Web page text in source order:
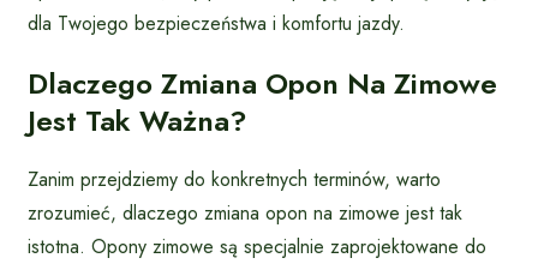
dla Twojego bezpieczeństwa i komfortu jazdy.
Dlaczego Zmiana Opon Na Zimowe
Jest Tak Ważna?
Zanim przejdziemy do konkretnych terminów, warto
zrozumieć, dlaczego zmiana opon na zimowe jest tak
istotna. Opony zimowe są specjalnie zaprojektowane do